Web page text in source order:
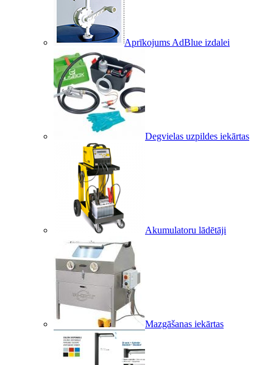
Aprīkojums AdBlue izdalei
Degvielas uzpildes iekārtas
Akumulatoru lādētāji
Mazgāšanas iekārtas